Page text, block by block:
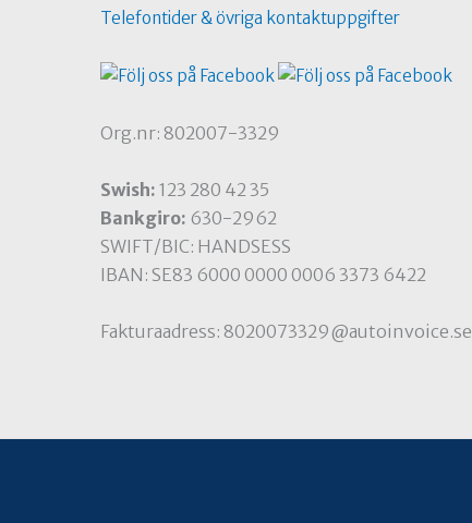
Telefontider & övriga kontaktuppgifter
Org.nr: 802007-3329
Swish: 123 280 42 35
Bankgiro: 630-2962
SWIFT/BIC: HANDSESS
IBAN: SE83 6000 0000 0006 3373 6422
Fakturaadress: 8020073329@autoinvoice.se